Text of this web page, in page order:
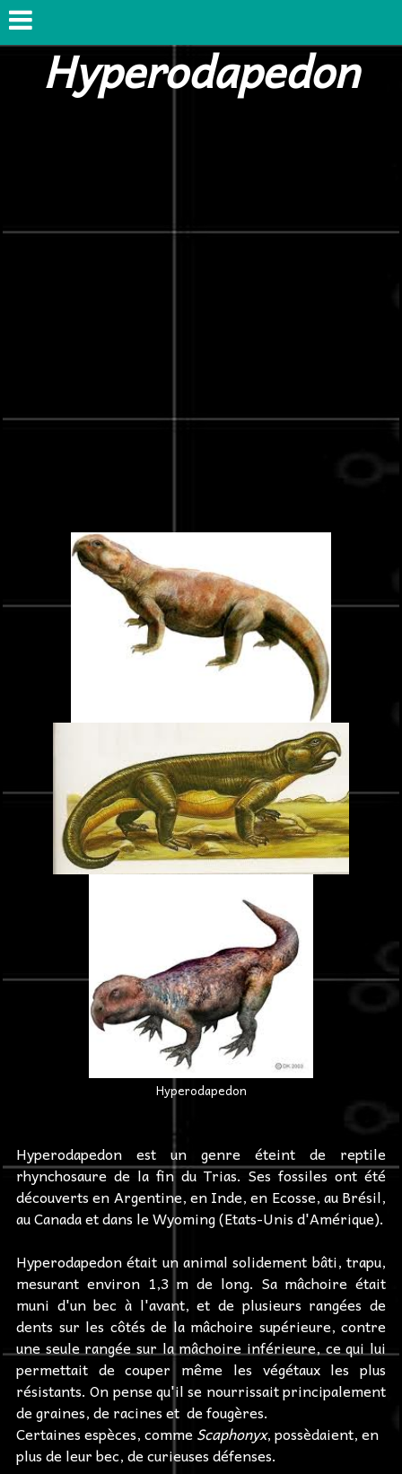
Hyperodapedon
Hyperodapedon
Hyperodapedon est un genre éteint de reptile
rhynchosaure de la fin du Trias. Ses fossiles ont été
découverts en Argentine, en Inde, en Ecosse, au Brésil,
au Canada et dans le Wyoming (Etats-Unis d'Amérique).
Hyperodapedon était un animal solidement bâti, trapu,
mesurant environ 1,3 m de long. Sa mâchoire était
muni d'un bec à l'avant, et de plusieurs rangées de
dents sur les côtés de la mâchoire supérieure, contre
une seule rangée sur la mâchoire inférieure, ce qui lui
permettait de couper même les végétaux les plus
résistants. On pense qu'il se nourrissait principalement
de graines, de racines et de fougères.
Certaines espèces, comme Scaphonyx, possèdaient, en
plus de leur bec, de curieuses défenses.